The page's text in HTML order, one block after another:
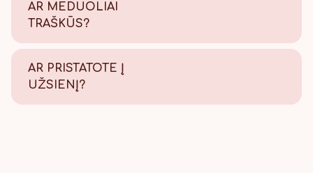
užtikriname kokybę.
AR MEDUOLIAI
TRAŠKŪS?
Tikrai traškūs - nes švieži!
AR PRISTATOTE Į
UŽSIENĮ?
Taip, pristatome, Lietuvos